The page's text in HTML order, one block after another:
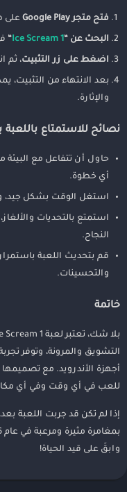
فتح متجر Google Play على
البحث عن “Ice Scream 1
“
اضغط على زر التثبيت، ثم
بعد الانتهاء من التثبيت،
والإثارة.
نصائح للاستمتاع
حاول أن تتفاعل مع
أي خطوة.
استغل الوقت بشكل جيد،
استمتع بالتحديات
النجاح.
قم بتحديث اللعبة
والتحسينات.
خاتمة
التشويق والمرونة، وتوفر
أجهزة الأندرويد. مع تصميمها
للعب في أي وقت وفي أي
إذا لم تكن قد جربت اللعبة
وابقَ على قيد الحياة!